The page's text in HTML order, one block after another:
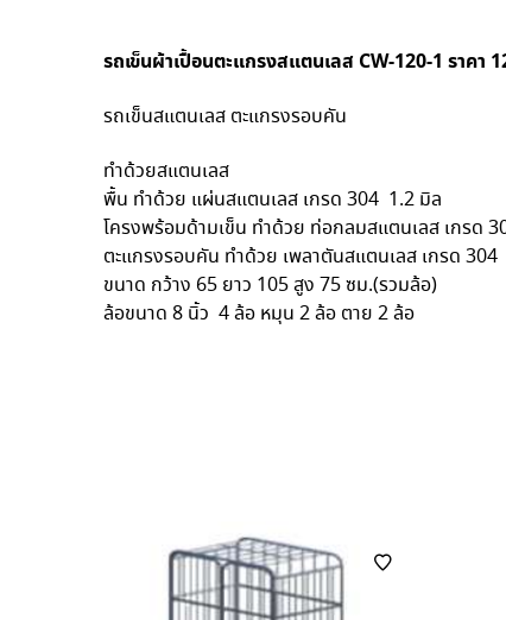
รถเข็นผ้าเปื้อนตะแกรงสแตนเลส CW-120-1 ราคา
รถเข็นสแตนเลส ตะแกรงรอบคัน
ทำด้วยสแตนเลส
พื้น ทำด้วย แผ่นสแตนเลส เกรด 304 1.2 มิล
โครงพร้อมด้ามเข็น ทำด้วย ท่อกลมสแตนเลส เกรด
ตะแกรงรอบคัน ทำด้วย เพลาตันสแตนเลส เกรด
ขนาด กว้าง 65 ยาว 105 สูง 75 ซม.(รวมล้อ)
ล้อขนาด 8 นิ้ว 4 ล้อ หมุน 2 ล้อ ตาย 2 ล้อ